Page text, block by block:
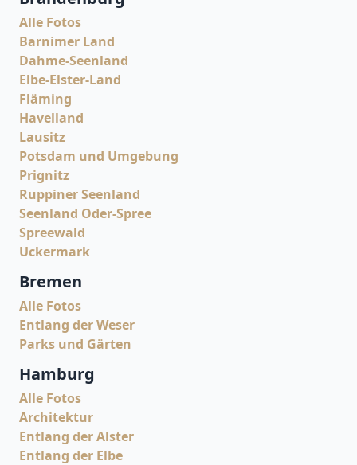
Alle Fotos
Barnimer Land
Dahme-Seenland
Elbe-Elster-Land
Fläming
Havelland
Lausitz
Potsdam und Umgebung
Prignitz
Ruppiner Seenland
Seenland Oder-Spree
Spreewald
Uckermark
Bremen
Alle Fotos
Entlang der Weser
Parks und Gärten
Hamburg
Alle Fotos
Architektur
Entlang der Alster
Entlang der Elbe